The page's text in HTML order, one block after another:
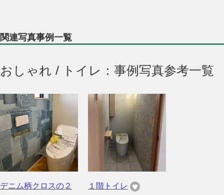
関連写真事例一覧
おしゃれ / トイレ：事例写真参考一覧
デニム柄クロスの２
１階トイレ